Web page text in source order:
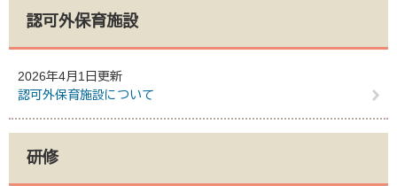
認可外保育施設
2026年4月1日更新
認可外保育施設について
研修